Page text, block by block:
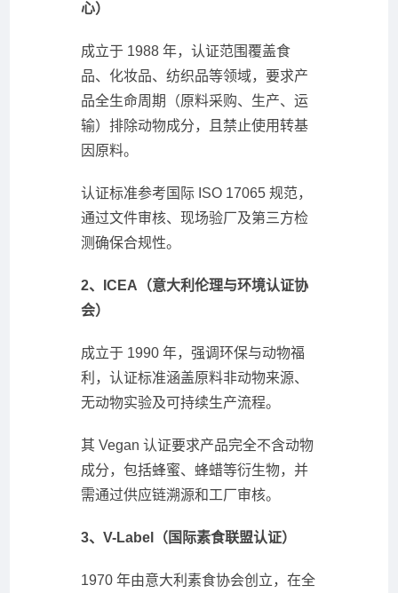
心）
成立于 1988 年，认证范围覆盖食
品、化妆品、纺织品等领域，要求产
品全生命周期（原料采购、生产、运
输）排除动物成分，且禁止使用转基
因原料。
认证标准参考国际 ISO 17065 规范，
通过文件审核、现场验厂及第三方检
测确保合规性。
2、ICEA（意大利伦理与环境认证协
会）
成立于 1990 年，强调环保与动物福
利，认证标准涵盖原料非动物来源、
无动物实验及可持续生产流程。
其 Vegan 认证要求产品完全不含动物
成分，包括蜂蜜、蜂蜡等衍生物，并
需通过供应链溯源和工厂审核。
3、V-Label（国际素食联盟认证）
1970 年由意大利素食协会创立，在全